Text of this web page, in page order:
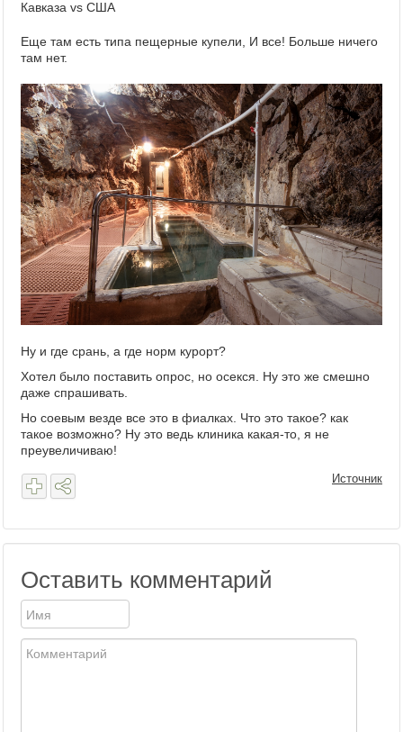
Еще там есть типа пещерные купели, И все! Больше ничего
там нет.
Ну и где срань, а где норм курорт?
Хотел было поставить опрос, но осекся. Ну это же смешно
даже спрашивать.
Но соевым везде все это в фиалках. Что это такое? как
такое возможно? Ну это ведь клиника какая-то, я не
преувеличиваю!
Источник
Оставить комментарий